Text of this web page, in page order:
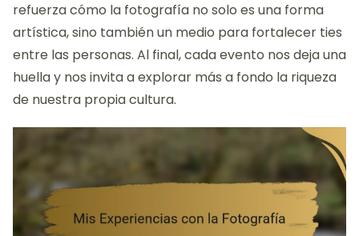
refuerza cómo la fotografía no solo es una forma
artística, sino también un medio para fortalecer ties
entre las personas. Al final, cada evento nos deja una
huella y nos invita a explorar más a fondo la riqueza
de nuestra propia cultura.